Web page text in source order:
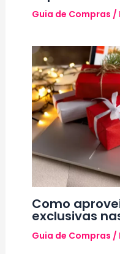
Guia de Compras /
Como
exclusivas
Guia de Compras /